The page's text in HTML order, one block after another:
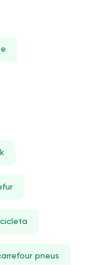
pneus